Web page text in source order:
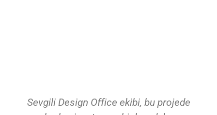
Sevgili Design Office ekibi, bu projede